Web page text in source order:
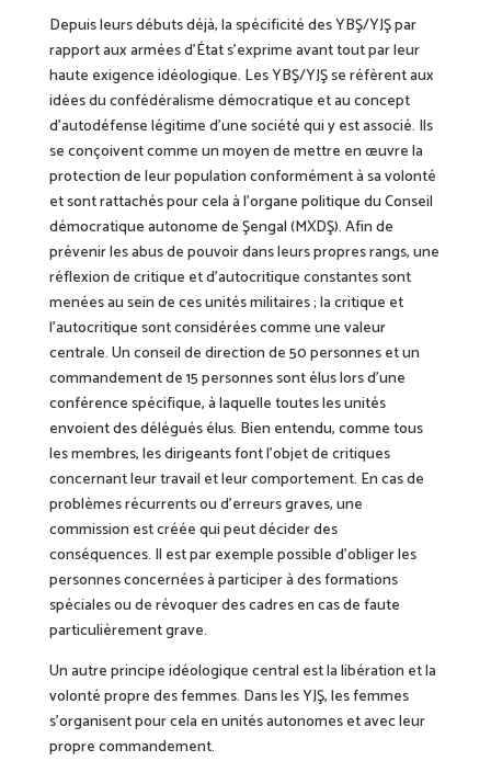
Depuis leurs débuts déjà, la spécificité des YBŞ/YJŞ par
rapport aux armées d’État s’exprime avant tout par leur
haute exigence idéologique. Les YBŞ/YJŞ se réfèrent aux
idées du confédéralisme démocratique et au concept
d’autodéfense légitime d’une société qui y est associé. Ils
se conçoivent comme un moyen de mettre en œuvre la
protection de leur population conformément à sa volonté
et sont rattachés pour cela à l’organe politique du Conseil
démocratique autonome de Şengal (MXDŞ). Afin de
prévenir les abus de pouvoir dans leurs propres rangs, une
réflexion de critique et d’autocritique constantes sont
menées au sein de ces unités militaires ; la critique et
l’autocritique sont considérées comme une valeur
centrale. Un conseil de direction de 50 personnes et un
commandement de 15 personnes sont élus lors d’une
conférence spécifique, à laquelle toutes les unités
envoient des délégués élus. Bien entendu, comme tous
les membres, les dirigeants font l’objet de critiques
concernant leur travail et leur comportement. En cas de
problèmes récurrents ou d’erreurs graves, une
commission est créée qui peut décider des
conséquences. Il est par exemple possible d’obliger les
personnes concernées à participer à des formations
spéciales ou de révoquer des cadres en cas de faute
particulièrement grave.
Un autre principe idéologique central est la libération et la
volonté propre des femmes. Dans les YJŞ, les femmes
s’organisent pour cela en unités autonomes et avec leur
propre commandement.